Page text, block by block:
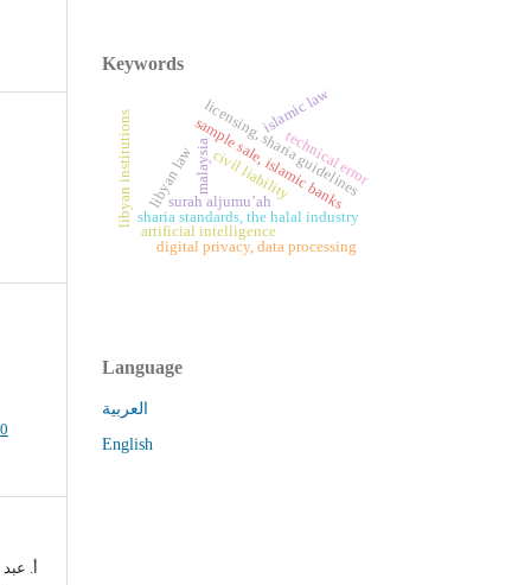
Keywords
sample sale, islamic banks
malaysia
sharia standards, the halal industry
licensing, sharia guidelines
libyan institutions islamic law
artificial intelligence
civil liability
libyan law
digital privacy, data processing
surah aljumu’ah
technical error
Language
العربية
English